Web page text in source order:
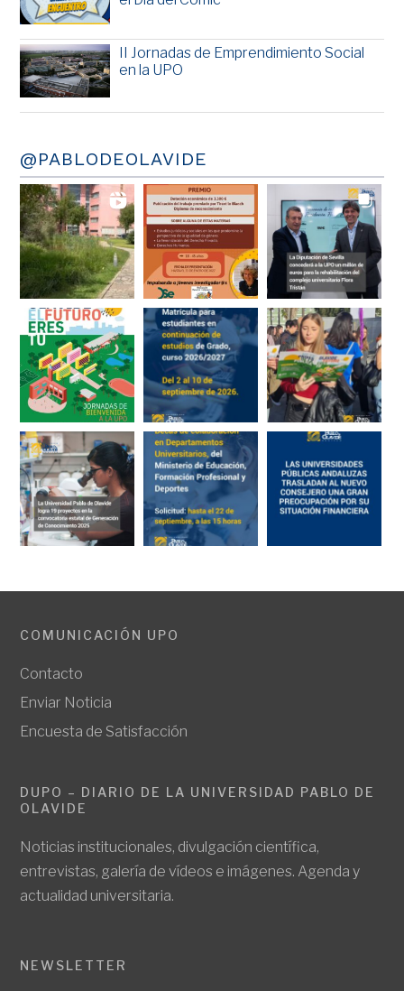
II Jornadas de Emprendimiento Social
en la UPO
@PABLODEOLAVIDE
COMUNICACIÓN UPO
Contacto
Enviar Noticia
Encuesta de Satisfacción
DUPO – DIARIO DE LA UNIVERSIDAD PABLO DE
OLAVIDE
Noticias institucionales, divulgación científica,
entrevistas, galería de vídeos e imágenes. Agenda y
actualidad universitaria.
NEWSLETTER